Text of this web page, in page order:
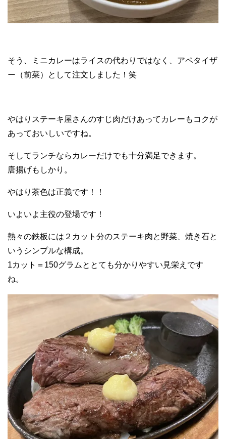
そう、ミニカレーはライスの代わりではなく、アペタイザ
ー（前菜）として注文しました！笑
やはりステーキ屋さんのすじ肉だけあってカレーもコクが
あっておいしいですね。
そしてランチならカレーだけでも十分満足できます。
唐揚げもしかり。
やはり茶色は正義です！！
いよいよ主役の登場です！
熱々の鉄板には２カット分のステーキ肉と野菜、焼き石と
いうシンプルな構成。
1カット＝150グラムととても分かりやすい見栄えです
ね。